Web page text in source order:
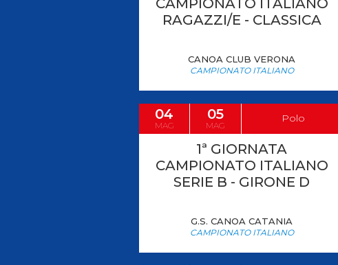
Antidoping Calendari Agonistici
Mappa del sito Cerca Contatti
RAGAZZI/E - CLASSICA
CANOA CLUB VERONA
CAMPIONATO ITALIANO
04
MAG
05
MAG
Polo
1ª GIORNATA
CAMPIONATO ITALIANO
SERIE B - GIRONE D
G.S. CANOA CATANIA
CAMPIONATO ITALIANO